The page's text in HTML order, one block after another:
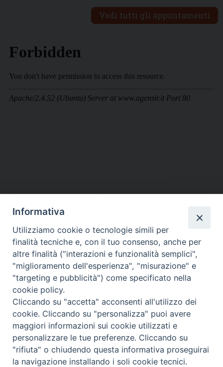
Vedi tutti gli appuntamenti
DIOCESI SUBURBICARIA DI ALBANO
Contatti:Tel.: 06.93268401 - Fax.: 06.9323844
E-mail:curia@diocesidialbano.it
Orari: dal Lunedì al Venerdì Ore: 9:00 - 13:00
Lunedì, Mercoledì e Venerdì, Ore 9:30 - 12:30
Diocesi Suburbicaria di Albano
Copyright © 2021
Informativa
Utilizziamo cookie o tecnologie simili per
finalità tecniche e, con il tuo consenso, anche per
altre finalità ("interazioni e funzionalità semplici",
"miglioramento dell'esperienza", "misurazione" e
"targeting e pubblicità") come specificato nella
cookie policy.
Cliccando su "accetta" acconsenti all'utilizzo dei
cookie. Cliccando su "personalizza" puoi avere
maggiori informazioni sui cookie utilizzati e
personalizzare le tue preferenze. Cliccando su
"rifiuta" o chiudendo questa informativa proseguirai
la navigazione installando i soli cookie tecnici.